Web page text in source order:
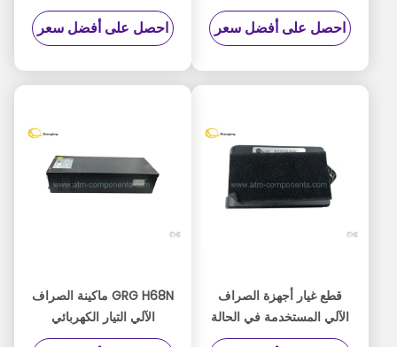
280N TP28 (P3 + M1 +
H2) 80mm استلام
01750256248
احصل على أفضل سعر
003R Duablity عالية
احصل على أفضل سعر
قطع غيار أجهزة الصراف
الآلي المستخدمة في الحالة
مستعملة H68N PMC-
GRG H68N ماكينة الصراف
الآلي التيار الكهربائي
GPAD431M36-1B